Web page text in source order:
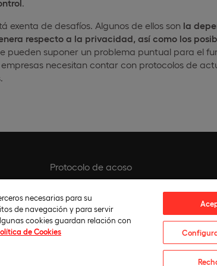
exenta de desafíos. Algunos de ellos son la
respecto a la privacidad, así como los
pueden suponer un problema puntual para el
empresas necesitan contar con protocolos de
Protocolo de acoso
Política de Cookies
Política de IA
Configurar Cookies
necesarias para su
de navegación y para servir
cookies guardan relación con
de Cookies